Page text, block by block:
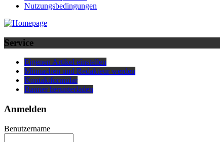
Nutzungsbedingungen
Service
Eigenen Artikel einstellen
Mitmachen und Redakteur werden
Kontaktformular
Banner herunterladen
Anmelden
Benutzername